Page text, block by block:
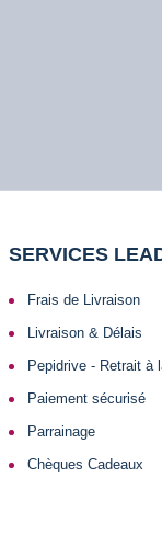
SERVICES
Frais de Livraison
Livraison & Délais
Pepidrive - Retrait à
Paiement sécurisé
Parrainage
Chèques Cadeaux